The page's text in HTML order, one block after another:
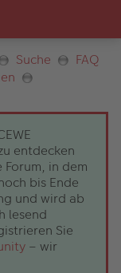
Suche
FAQ
entdecken
in dem
bis Ende
und wird ab
lesend
Sie
– wir